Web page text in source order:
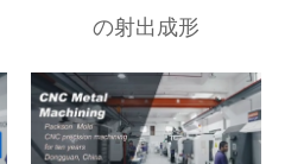
の射出成形